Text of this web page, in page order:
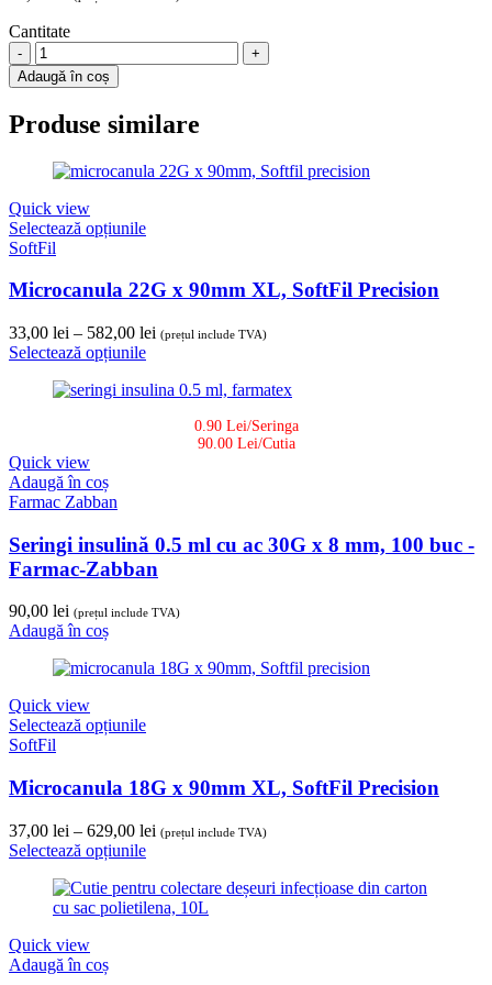
Cantitate
Saci
galbeni
inscriptionati
Biologic”
quantity
Adaugă în coș
Produse similare
Quick view
Selectează opțiunile
SoftFil
Microcanula 22G x 90mm XL, SoftFil Precision
33,00 lei – 582,00 lei Interval
33,00 lei
582,00 lei
(prețul include TVA)
Selectează opțiunile
0.90 Lei/Seringa
90.00 Lei/Cutia
Quick view
Adaugă în coș
Farmac Zabban
Seringi insulină 0.5 ml cu ac 30G x 8 mm, 100 buc -
Farmac-Zabban
90,00 lei (prețul include TVA)
Adaugă în coș
Quick view
Selectează opțiunile
SoftFil
Microcanula 18G x 90mm XL, SoftFil Precision
37,00 lei – 629,00 lei Interval
37,00 lei
până
(prețul include TVA)
Selectează opțiunile
Quick view
Adaugă în coș